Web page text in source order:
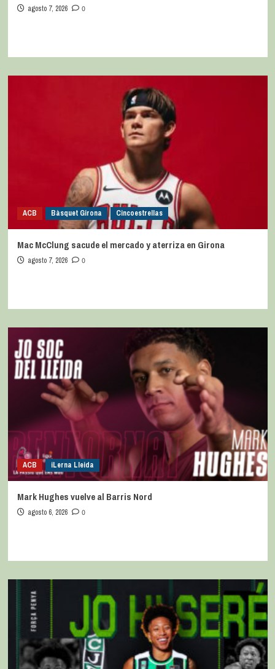
agosto 7, 2026 0
ACB Bàsquet Girona Cincoestrellas
Mac McClung sacude el mercado y aterriza en Girona
agosto 7, 2026 0
ACB iLerna Lleida
Mark Hughes vuelve al Barris Nord
agosto 6, 2026 0